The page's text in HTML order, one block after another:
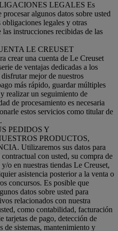
LEGALES Es
algunos datos sobre usted
legales y otras
instrucciones recibidas de las
LE CREUSET
crear una cuenta de Le Creuset
de ventajas dedicadas a los
mejor de nuestros
más rápido, guardar múltiples
realizar un seguimiento de
de procesamiento es necesaria
estos servicios como titular de
PEDIDOS Y
PRODUCTOS,
Utilizaremos sus datos para
con usted, su compra de
o en nuestras tiendas Le Creuset,
asistencia posterior a la venta o
concursos. Es posible que
datos sobre usted para
relacionados con nuestra
como contabilidad, facturación
tarjetas de pago, detección de
de sistemas, mantenimiento y